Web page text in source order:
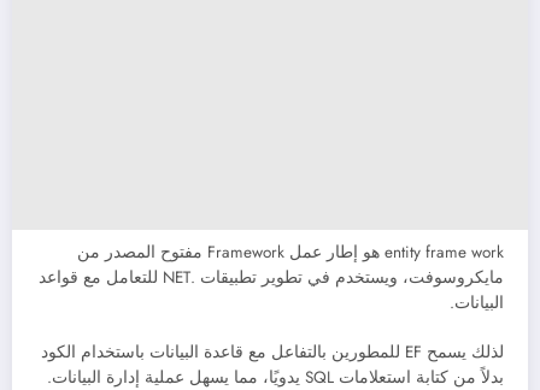
entity frame work هو إطار عمل Framework مفتوح المصدر من
مايكروسوفت، ويستخدم في تطوير تطبيقات .NET للتعامل مع قواعد
البيانات.
لذلك يسمح EF للمطورين بالتفاعل مع قاعدة البيانات باستخدام الكود
بدلاً من كتابة استعلامات SQL يدويًا، مما يسهل عملية إدارة البيانات.